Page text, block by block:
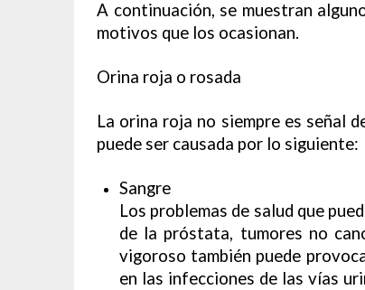
A continuación, se muestran
motivos que los ocasionan.
Orina roja o rosada
La orina roja no siempre es señal
puede ser causada por lo siguiente:
Sangre
Los problemas de salud que
de la próstata, tumores no
vigoroso también puede
en las infecciones de las vías